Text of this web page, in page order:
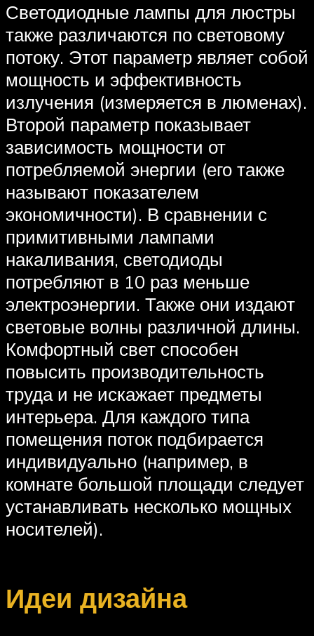
Светодиодные лампы для люстры
также различаются по световому
потоку. Этот параметр являет собой
мощность и эффективность
излучения (измеряется в люменах).
Второй параметр показывает
зависимость мощности от
потребляемой энергии (его также
называют показателем
экономичности). В сравнении с
примитивными лампами
накаливания, светодиоды
потребляют в 10 раз меньше
электроэнергии. Также они издают
световые волны различной длины.
Комфортный свет способен
повысить производительность
труда и не искажает предметы
интерьера. Для каждого типа
помещения поток подбирается
индивидуально (например, в
комнате большой площади следует
устанавливать несколько мощных
носителей).
Идеи дизайна